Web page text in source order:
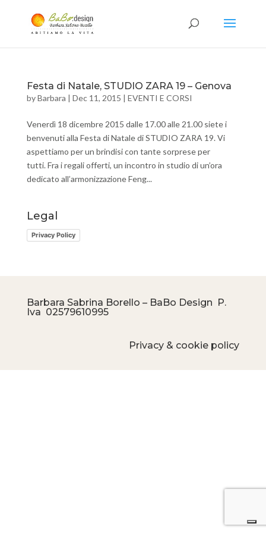
Festa di Natale, STUDIO ZARA 19 – Genova
byBarbara | Dec 11, 2015 | EVENTI E CORSI
Venerdì 18 dicembre 2015 dalle 17.00 alle 21.00 siete i
benvenuti alla Festa di Natale di STUDIO ZARA 19. Vi
aspettiamo per un brindisi con tante sorprese per
tutti. Fra i regali offerti, un incontro in studio di un’ora
dedicato all’armonizzazione Feng...
Legal
Privacy Policy
Barbara Sabrina Borello – BaBo Design P.
Iva 02579610995
Privacy & cookie policy